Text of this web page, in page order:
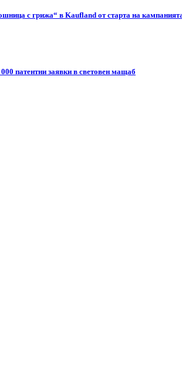
с грижа“ в Kaufland от старта на
патентни заявки в световен мащаб